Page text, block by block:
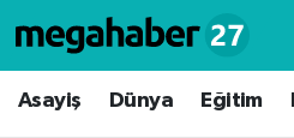
Asayiş Dünya Eğitim
Hava Durumu